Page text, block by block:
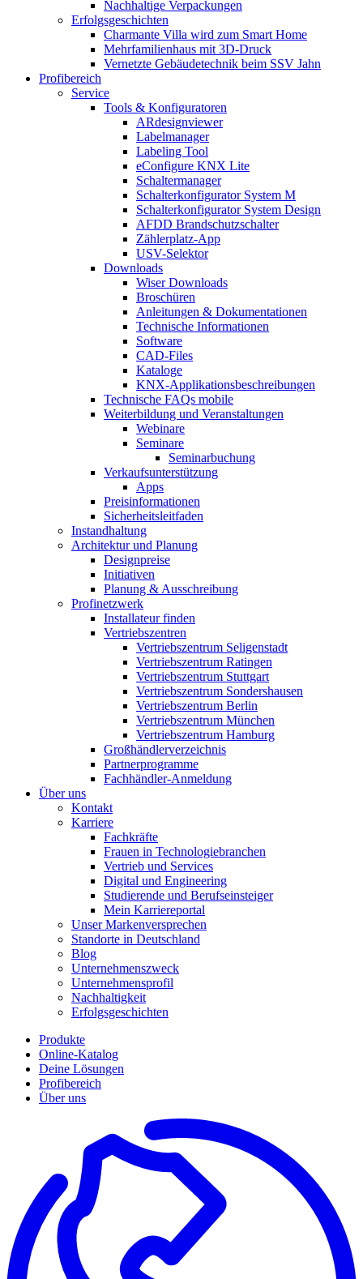
Nachhaltige Verpackungen
Erfolgsgeschichten
Charmante Villa wird zum Smart Home
Mehrfamilienhaus mit 3D-Druck
Vernetzte Gebäudetechnik beim SSV Jahn
Profibereich
Service
Tools & Konfiguratoren
ARdesignviewer
Labelmanager
Labeling Tool
eConfigure KNX Lite
Schaltermanager
Schalterkonfigurator System M
Schalterkonfigurator System Design
AFDD Brandschutzschalter
Zählerplatz-App
USV-Selektor
Downloads
Wiser Downloads
Broschüren
Anleitungen & Dokumentationen
Technische Informationen
Software
CAD-Files
Kataloge
KNX-Applikationsbeschreibungen
Technische FAQs mobile
Weiterbildung und Veranstaltungen
Webinare
Seminare
Seminarbuchung
Verkaufsunterstützung
Apps
Preisinformationen
Sicherheitsleitfaden
Instandhaltung
Architektur und Planung
Designpreise
Initiativen
Planung & Ausschreibung
Profinetzwerk
Installateur finden
Vertriebszentren
Vertriebszentrum Seligenstadt
Vertriebszentrum Ratingen
Vertriebszentrum Stuttgart
Vertriebszentrum Sondershausen
Vertriebszentrum Berlin
Vertriebszentrum München
Vertriebszentrum Hamburg
Großhändlerverzeichnis
Partnerprogramme
Fachhändler-Anmeldung
Über uns
Kontakt
Karriere
Fachkräfte
Frauen in Technologiebranchen
Vertrieb und Services
Digital und Engineering
Studierende und Berufseinsteiger
Mein Karriereportal
Unser Markenversprechen
Standorte in Deutschland
Blog
Unternehmenszweck
Unternehmensprofil
Nachhaltigkeit
Erfolgsgeschichten
Produkte
Online-Katalog
Deine Lösungen
Profibereich
Über uns